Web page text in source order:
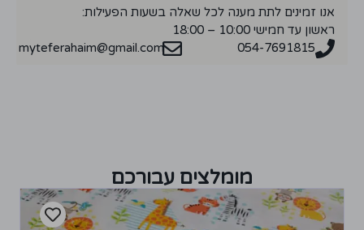
אנו זמינים לתת מענה לכל שאלה בשעות הפעילות:
ראשון עד חמישי 10:00 – 18:00
054-7691815
myteferahaim@gmail.com
מומלצים עבורכם